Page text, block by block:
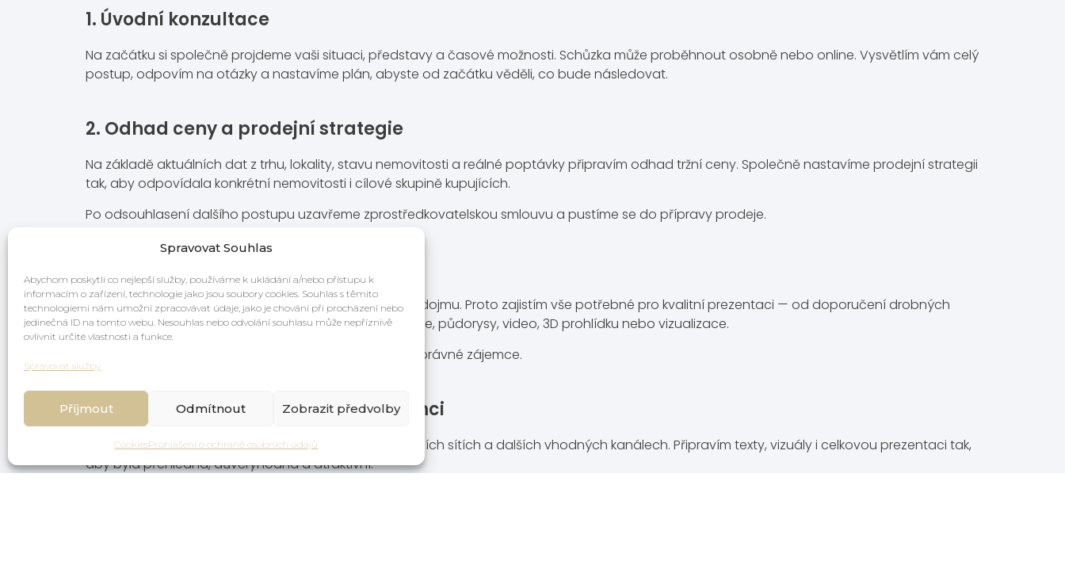
Spravovat Souhlas
Abychom poskytli co nejlepší služby, používáme k ukládání a/nebo přístupu k
informacím o zařízení, technologie jako jsou soubory cookies. Souhlas s těmito
technologiemi nám umožní zpracovávat údaje, jako je chování při procházení nebo
jedinečná ID na tomto webu. Nesouhlas nebo odvolání souhlasu může nepříznivě
ovlivnit určité vlastnosti a funkce.
Spravovat služby
Příjmout Odmítnout Zobrazit předvolby
CookiesProhlášení o ochraně osobních údajů
1. Úvodní konzultace
Na začátku si společně projdeme vaši situaci, představy a časové možnosti. Schůzka může proběhnout osobně nebo online. Vysvětlím vám celý
postup, odpovím na otázky a nastavíme plán, abyste od začátku věděli, co bude následovat.
2. Odhad ceny a prodejní strategie
Na základě aktuálních dat z trhu, lokality, stavu nemovitosti a reálné poptávky připravím odhad tržní ceny. Společně nastavíme prodejní strategii
tak, aby odpovídala konkrétní nemovitosti i cílové skupině kupujících.
Po odsouhlasení dalšího postupu uzavřeme zprostředkovatelskou smlouvu a pustíme se do přípravy prodeje.
3. Příprava nemovitosti na prodej
Nemovitost musí na trhu působit dobře už od prvního dojmu. Proto zajistím vše potřebné pro kvalitní prezentaci — od doporučení drobných
úprav přes home staging až po profesionální fotografie, půdorysy, video, 3D prohlídku nebo vizualizace.
Cílem je ukázat potenciál nemovitosti tak, aby zaujal správné zájemce.
4. Propagace a komunikace se zájemci
Nemovitost představím na realitních portálech, sociálních sítích a dalších vhodných kanálech. Připravím texty, vizuály i celkovou prezentaci tak,
aby byla přehledná, důvěryhodná a atraktivní.